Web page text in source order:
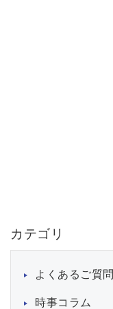
カテゴリ
よくあるご質問
時事コラム